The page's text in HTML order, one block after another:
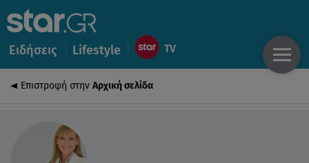
Ειδήσεις Lifestyle
Επιστροφή στην Αρχική σελίδα